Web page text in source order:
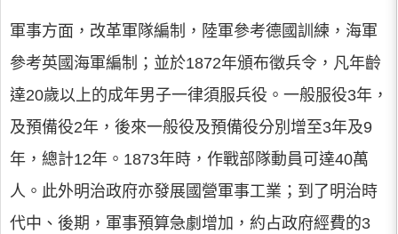
軍事方面，改革軍隊編制，陸軍參考德國訓練，海軍
參考英國海軍編制；並於1872年頒布徵兵令，凡年齡
達20歲以上的成年男子一律須服兵役。一般服役3年，
及預備役2年，後來一般役及預備役分別增至3年及9
年，總計12年。1873年時，作戰部隊動員可達40萬
人。此外明治政府亦發展國營軍事工業；到了明治時
代中、後期，軍事預算急劇增加，約占政府經費的3